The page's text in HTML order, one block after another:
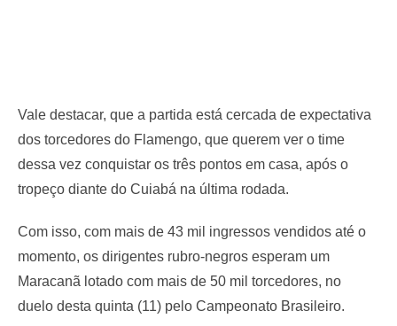
Vale destacar, que a partida está cercada de expectativa
dos torcedores do Flamengo, que querem ver o time
dessa vez conquistar os três pontos em casa, após o
tropeço diante do Cuiabá na última rodada.
Com isso, com mais de 43 mil ingressos vendidos até o
momento, os dirigentes rubro-negros esperam um
Maracanã lotado com mais de 50 mil torcedores, no
duelo desta quinta (11) pelo Campeonato Brasileiro.